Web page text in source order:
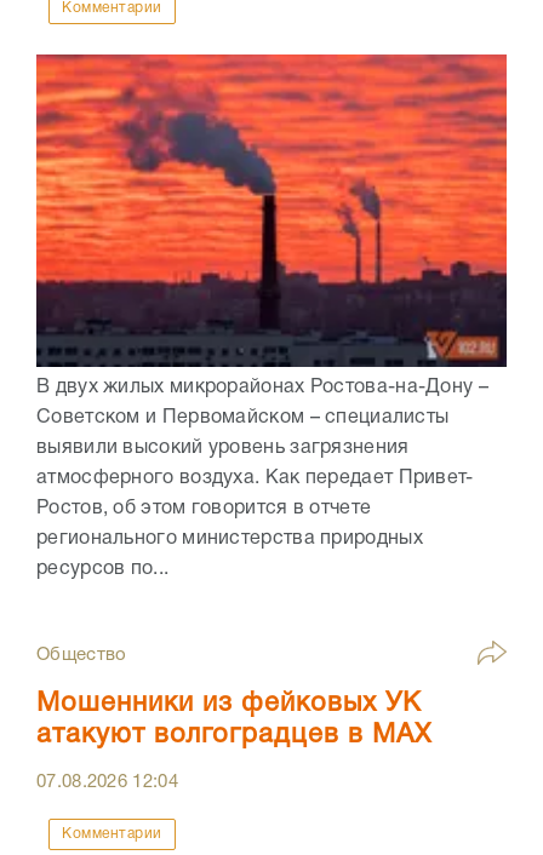
Комментарии
В двух жилых микрорайонах Ростова-на-Дону –
Советском и Первомайском – специалисты
выявили высокий уровень загрязнения
атмосферного воздуха. Как передает Привет-
Ростов, об этом говорится в отчете
регионального министерства природных
ресурсов по...
Общество
Мошенники из фейковых УК
атакуют волгоградцев в МАХ
07.08.2026 12:04
Комментарии